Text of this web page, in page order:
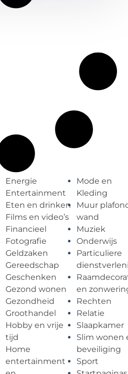
Energie
Entertainment
Eten en drinken
Films en video’s
Financieel
Fotografie
Geldzaken
Gereedschap
Geschenken
Gezond wonen
Gezondheid
Groothandel
Hobby en vrije
tijd
Home
entertainment
Mode en
Kleding
Muur
wand
Muziek
Onderwijs
Particuliere
en
Rechten
Relatie
Slaapkamer
Slim wonen
beveiliging
Sport